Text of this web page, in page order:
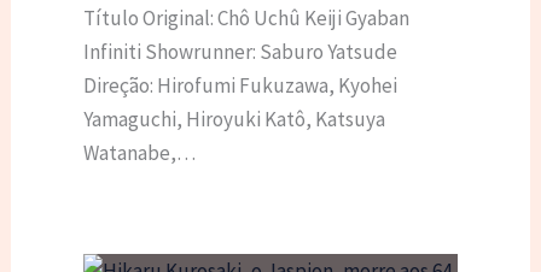
Título Original: Chô Uchû Keiji Gyaban
Infiniti Showrunner: Saburo Yatsude
Direção: Hirofumi Fukuzawa, Kyohei
Yamaguchi, Hiroyuki Katô, Katsuya
Watanabe,…